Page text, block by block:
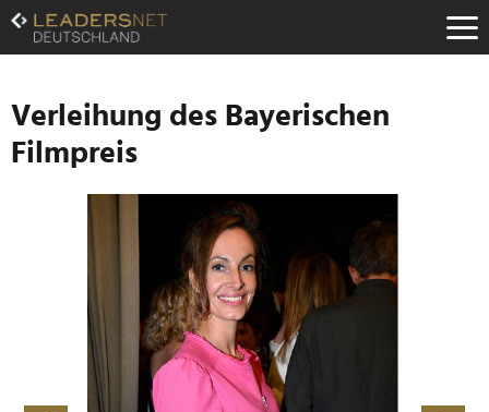
Zum
Inhalt
Zur
Navigation
Zur
Hauptnavigation
Verleihung des Bayerischen
Filmpreis